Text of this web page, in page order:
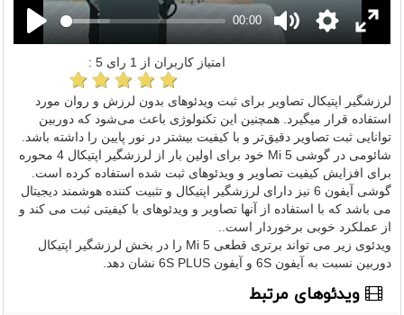
00:00
امتیاز کاربران از 1 رای 5
:
لرزشگیر اپتیکال تصاویر برای ثبت ویدئوهای بدون لرزش و روان مورد
استفاده قرار میگیرد. همچنین این تکنولوژی باعث می‌شود که دوربین
توانایی ثبت تصاویر دقیق‌تر و با کیفیت بیشتر در نور پایین را داشته باشد.
شائومی در گوشی Mi 5 خود برای اولین بار از لرزشگیر اپتیکال 4 محوره
برای افزایش کیفیت تصاویر و ویدئوهای ثبت شده استفاده کرده است.
گوشی آیفون 6 نیز دارای لرزشگیر اپتیکال و تثبیت کننده هوشمند دیجیتال
می باشد که با استفاده از آنها تصاویر و ویدئوهای با کیفیتی ثبت می کند و
از عملکرد خوبی برخوردار است..
ویدئوی زیر می تواند برتری قطعی Mi 5 را در بخش لرزشگیر اپتیکال
دوربین نسبت به آیفون 6S و آیفون 6S PLUS نشان دهد.
ویدئوهای مرتبط